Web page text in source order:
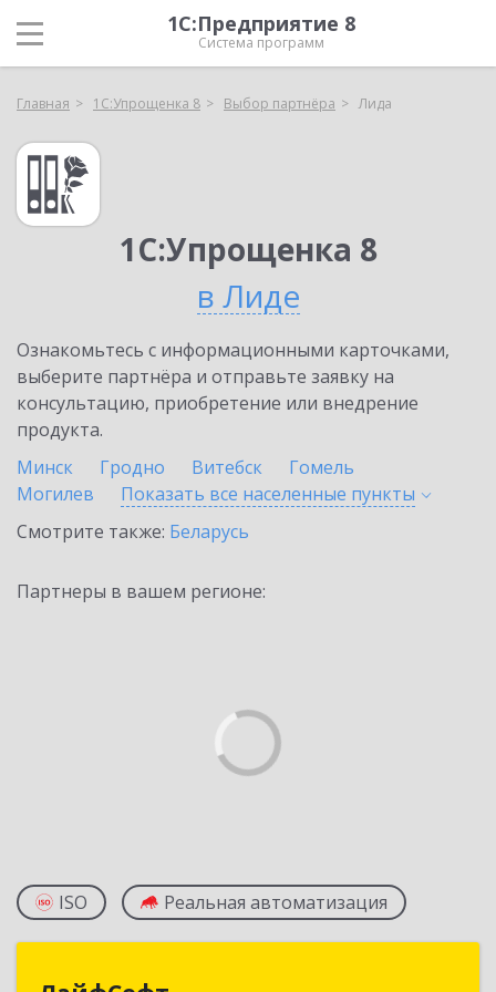
1С:Предприятие 8
Система программ
Главная 1С:Упрощенка 8 Выбор партнёра Лида
1С:Упрощенка 8
в Лиде
Ознакомьтесь с информационными карточками,
выберите партнёра и отправьте заявку на
консультацию, приобретение или внедрение
продукта.
Минск
Гродно Витебск
Гомель
Могилев
Показать все населенные пункты
Смотрите также: Беларусь
Партнеры в вашем регионе:
ISO Реальная автоматизация